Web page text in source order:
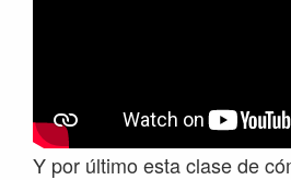
Y por último esta clase de